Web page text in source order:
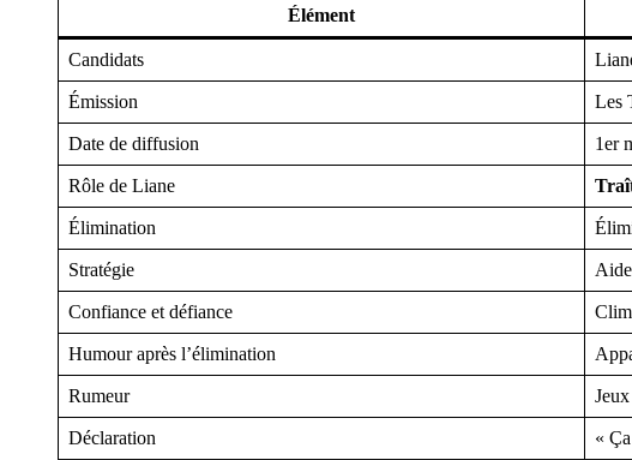
Élément
Candidats
Émission Les
Date de diffusion 1er
Rôle de Liane
Élimination
Stratégie
Confiance et défiance
Humour après l’élimination
Rumeur
Déclaration «